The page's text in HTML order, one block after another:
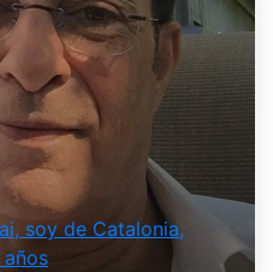
soy de Catalonia,